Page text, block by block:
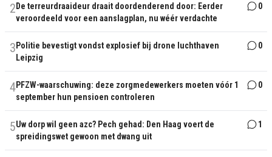
2 De terreurdraaideur draait doordenderend door: Eerder
veroordeeld voor een aanslagplan, nu wéér verdachte
0
3 Politie bevestigt vondst explosief bij drone luchthaven
Leipzig
0
4PFZW-waarschuwing: deze zorgmedewerkers moeten vóór 1
september hun pensioen controleren
0
5Uw dorp wil geen azc? Pech gehad: Den Haag voert de
spreidingswet gewoon met dwang uit
1